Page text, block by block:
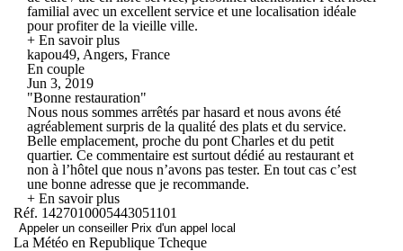
familial avec un excellent service et une localisation idéale
pour profiter de la vieille ville.
+ En savoir plus
kapou49, Angers, France
En couple
Jun 3, 2019
"Bonne restauration"
Nous nous sommes arrêtés par hasard et nous avons été
agréablement surpris de la qualité des plats et du service.
Belle emplacement, proche du pont Charles et du petit
quartier. Ce commentaire est surtout dédié au restaurant et
non à l’hôtel que nous n’avons pas tester. En tout cas c’est
une bonne adresse que je recommande.
+ En savoir plus
Réf. 1427010005443051101
Appeler un conseiller Prix d'un appel local
La Météo en Republique Tcheque